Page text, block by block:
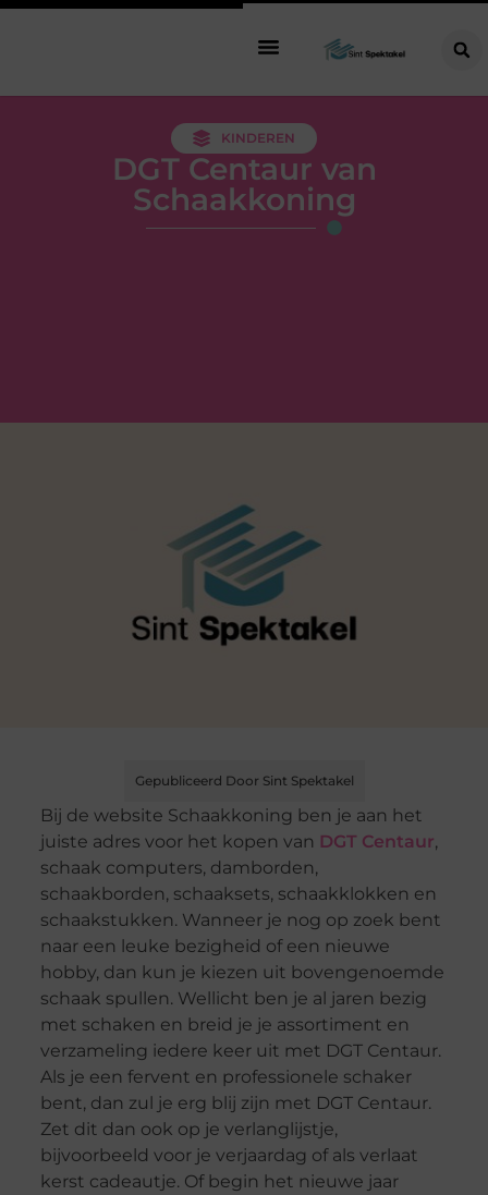
KINDEREN
DGT Centaur van
Schaakkoning
Gepubliceerd Door Sint Spektakel
Bij de website Schaakkoning ben je aan het
juiste adres voor het kopen van DGT Centaur,
schaak computers, damborden,
schaakborden, schaaksets, schaakklokken en
schaakstukken. Wanneer je nog op zoek bent
naar een leuke bezigheid of een nieuwe
hobby, dan kun je kiezen uit bovengenoemde
schaak spullen. Wellicht ben je al jaren bezig
met schaken en breid je je assortiment en
verzameling iedere keer uit met DGT Centaur.
Als je een fervent en professionele schaker
bent, dan zul je erg blij zijn met DGT Centaur.
Zet dit dan ook op je verlanglijstje,
bijvoorbeeld voor je verjaardag of als verlaat
kerst cadeautje. Of begin het nieuwe jaar